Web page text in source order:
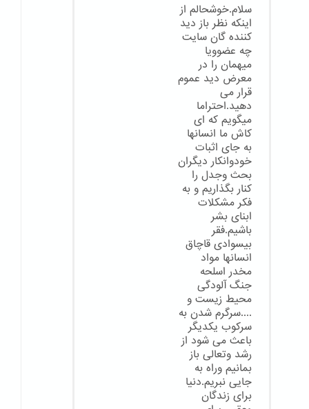
سلام.خوشحالم از
اینکه نظر باز دید
کننده گان سایت
چه عضوویا
میهمان را در
معرض دید عموم
قرار می
دهید.احتراما
میگویم که ای
کاش ما انسانها
به جای اثبات
خودوانکار دیگران
بحث وجدل را
کنار بگذاریم و به
فکر مشکلات
ابنای بشر
باشیم.فقر
بیسوادی قاچاق
انسانها مواد
مخدر اسلحه
جنگ آلودگی
محیط زیست و
....سرگرم شدن به
سرکوب یکدیگر
باعث می شود از
رشد وتعالی باز
بمانیم وراه به
جایی نبریم.دنیا
برای زندگان